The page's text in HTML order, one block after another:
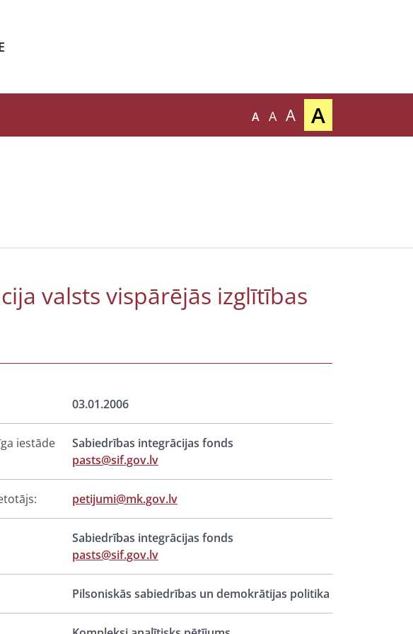
A A A A
valsts vispārējās izglītības
03.01.2006
iestāde
Sabiedrības integrācijas fonds
pasts@sif.gov.lv
petijumi@mk.gov.lv
Sabiedrības integrācijas fonds
pasts@sif.gov.lv
Pilsoniskās sabiedrības un demokrātijas politika